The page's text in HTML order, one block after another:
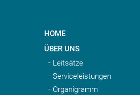
HOME
ÜBER UNS
Leitsätze
Serviceleistungen
Organigramm